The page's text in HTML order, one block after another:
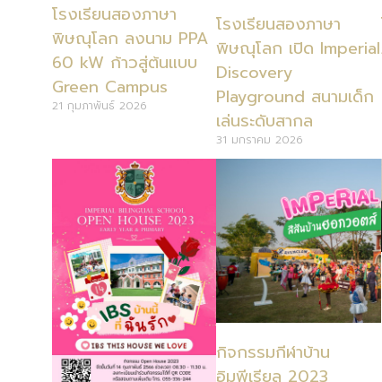
โรงเรียนสองภาษา
พิษณุโลก ลงนาม PPA
60 kW ก้าวสู่ต้นแบบ
Green Campus
21 กุมภาพันธ์ 2026
โรงเรียนสองภาษา
พิษณุโลก เปิด Imperial
Discovery
Playground สนามเด็ก
เล่นระดับสากล
31 มกราคม 2026
กิจกรรมกีฬาบ้าน